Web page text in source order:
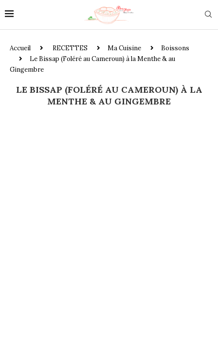
Accueil RECETTES Ma Cuisine
Boissons
Le Bissap (Foléré au Cameroun) à la Menthe & au
Gingembre
LE BISSAP (FOLÉRÉ AU CAMEROUN) À LA
MENTHE & AU GINGEMBRE